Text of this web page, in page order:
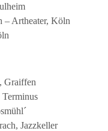
– Artheater, Köln
Graiffen
Jazzkeller